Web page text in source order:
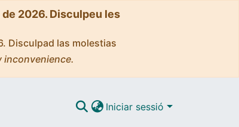
2026. Disculpeu les
Disculpad las molestias
inconvenience.
Iniciar sessió